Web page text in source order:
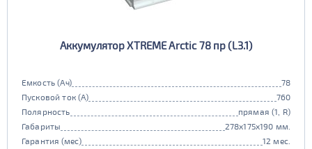
Аккумулятор XTREME Arctic 78 пр (L3.1)
Емкость (Ач)
78
Пусковой ток (А)
760
Полярность
прямая (1, R)
Габариты
278x175x190 мм.
Гарантия (мес)
12 мес.